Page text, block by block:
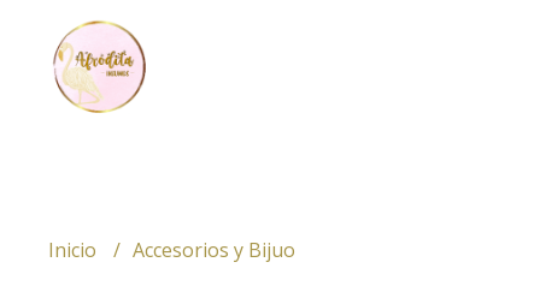
Inicio Accesorios y Bijuo